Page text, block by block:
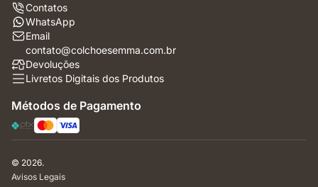
Contatos
WhatsApp
Email
contato@colchoesemma.com.br
Devoluções
Livretos Digitais dos Produtos
Métodos de Pagamento
© 2026.
Avisos Legais